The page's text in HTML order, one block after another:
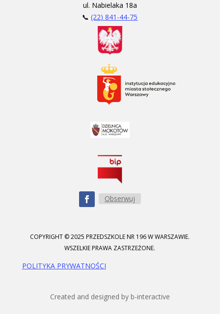
ul. Nabielaka 18a
📞(22) 841-44-75
Obserwuj
COPYRIGHT © 2025 PRZEDSZKOLE NR 196 W WARSZAWIE.
WSZELKIE PRAWA ZASTRZEŻONE.
POLITYKA PRYWATNOŚCI
Created and designed by b-interactive